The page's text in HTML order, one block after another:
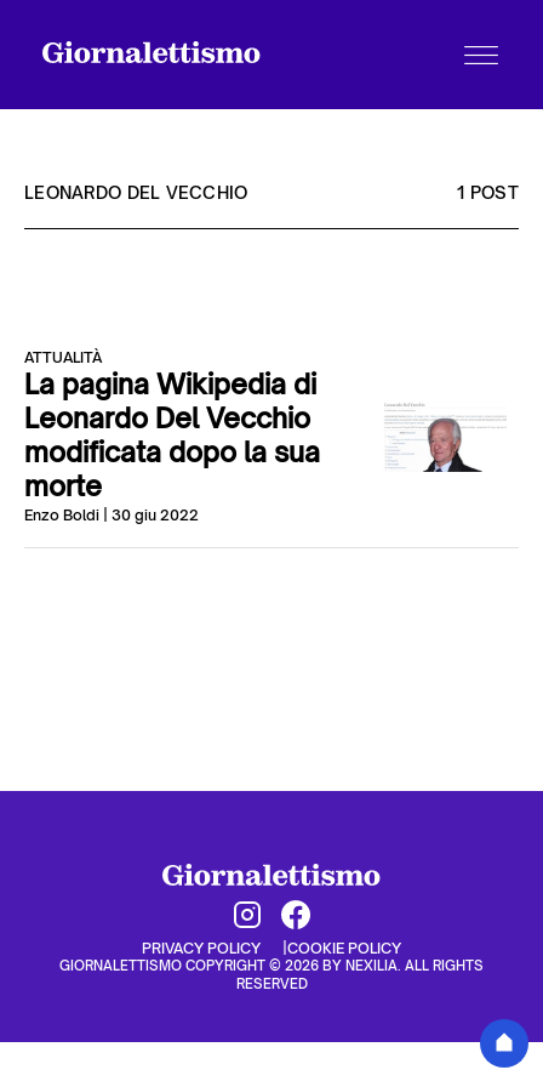
Chi siamo
Contatti
LEONARDO DEL VECCHIO 1 POST
ATTUALITÀ
La pagina Wikipedia di
Leonardo Del Vecchio
modificata dopo la sua
morte
Enzo Boldi | 30 giu 2022
PRIVACY POLICY COOKIE POLICY
GIORNALETTISMO COPYRIGHT © 2026 BY NEXILIA. ALL RIGHTS
RESERVED